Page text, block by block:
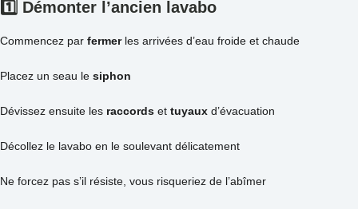
1️⃣ Démonter l’ancien lavabo
Commencez par fermer les arrivées d’eau froide et chaude
Placez un seau le siphon
Dévissez ensuite les raccords et tuyaux d’évacuation
Décollez le lavabo en le soulevant délicatement
Ne forcez pas s’il résiste, vous risqueriez de l’abîmer